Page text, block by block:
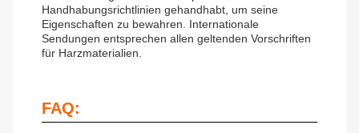
Handhabungsrichtlinien gehandhabt, um seine
Eigenschaften zu bewahren. Internationale
Sendungen entsprechen allen geltenden Vorschriften
für Harzmaterialien.
FAQ: